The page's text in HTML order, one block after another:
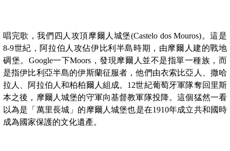
唱完歌，我們四人攻頂摩爾人城堡(Castelo dos Mouros)。這是
8-9世紀，阿拉伯人攻佔伊比利半島時期，由摩爾人建的戰地
碉堡。Google一下Moors，發現摩爾人並不是指單一種族，而
是指伊比利亞半島的伊斯蘭征服者，他們由衣索比亞人、撒哈
拉人、阿拉伯人和柏柏爾人組成。12世紀葡萄牙軍隊奪回里斯
本之後，摩爾人城堡的守軍向基督教軍隊投降。這個猛然一看
以為是「萬里長城」的摩爾人城堡也是在1910年成立共和國時
成為國家保護的文化遺產。